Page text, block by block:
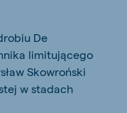
De
limitującego
Skowroński
w stadach